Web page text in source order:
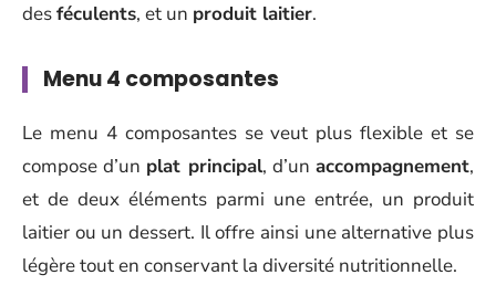
desféculents, et un produit laitier.
Menu 4 composantes
Le menu 4 composantes se veut plus flexible et se
compose d’un plat principal, d’unaccompagnement,
et de deux éléments parmi une entrée, un produit
laitier ou un dessert. Il offre ainsi une alternative plus
légère tout en conservant la diversité nutritionnelle.